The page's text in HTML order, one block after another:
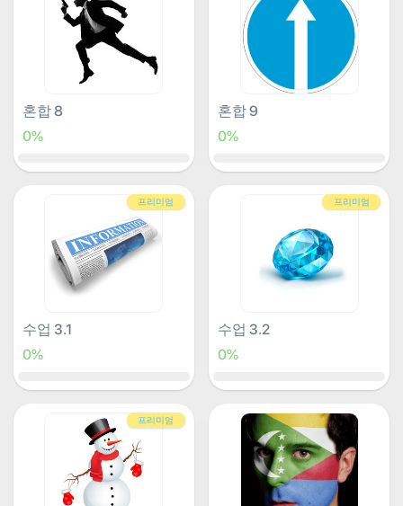
혼합 8
0%
혼합 9
0%
프리미엄
수업 3.1
0%
프리미엄
수업 3.2
0%
프리미엄